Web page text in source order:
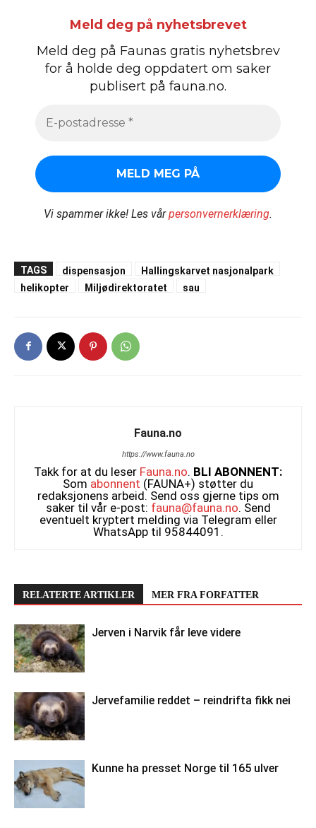
Meld deg på nyhetsbrevet
Meld deg på Faunas gratis nyhetsbrev
for å holde deg oppdatert om saker
publisert på fauna.no.
Vi spammer ikke! Les vårpersonvernerklæring.
TAGS dispensasjon
Hallingskarvet nasjonalpark
helikopter
Miljødirektoratet sau
Fauna.no
https://www.fauna.no
Takk for at du leser Fauna.no. BLI ABONNENT:
Som abonnent (FAUNA+) støtter du
redaksjonens arbeid. Send oss gjerne tips om
saker til vår e-post: fauna@fauna.no. Send
eventuelt kryptert melding via Telegram eller
WhatsApp til 95844091.
RELATERTE ARTIKLER MER FRA FORFATTER
Jerven i Narvik får leve videre
Jervefamilie reddet – reindrifta fikk nei
Kunne ha presset Norge til 165 ulver